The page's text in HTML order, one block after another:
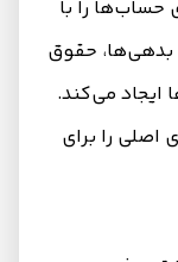
حساب‌ها را با
بدهی‌ها، حقوق
ایجاد می‌کند.
اصلی را برای